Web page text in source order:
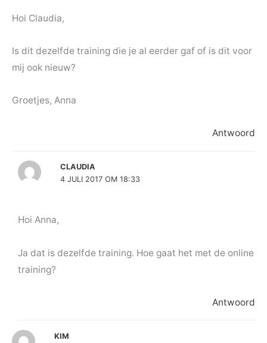
Hoi Claudia,
Is dit dezelfde training die je al eerder gaf of is dit voor
mij ook nieuw?
Groetjes, Anna
Antwoord
CLAUDIA
4 JULI 2017 OM 18:33
Hoi Anna,
Ja dat is dezelfde training. Hoe gaat het met de online
training?
Antwoord
KIM